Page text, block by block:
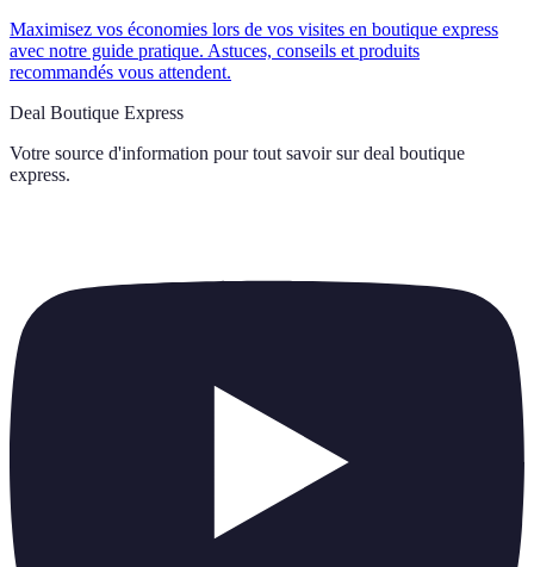
Maximisez vos économies lors de vos visites en boutique express
avec notre guide pratique. Astuces, conseils et produits
recommandés vous attendent.
Deal Boutique Express
Votre source d'information pour tout savoir sur deal boutique
express.